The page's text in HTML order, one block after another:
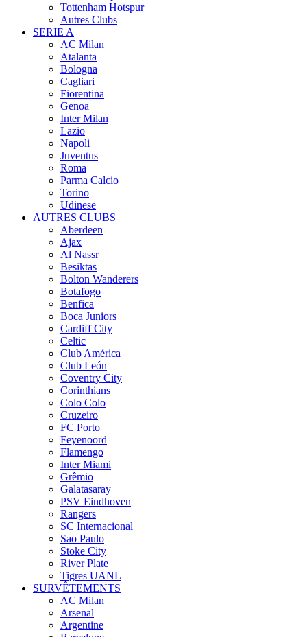
Tottenham Hotspur
Autres Clubs
SERIE A
AC Milan
Atalanta
Bologna
Cagliari
Fiorentina
Genoa
Inter Milan
Lazio
Napoli
Juventus
Roma
Parma Calcio
Torino
Udinese
AUTRES CLUBS
Aberdeen
Ajax
Al Nassr
Besiktas
Bolton Wanderers
Botafogo
Benfica
Boca Juniors
Cardiff City
Celtic
Club América
Club León
Coventry City
Corinthians
Colo Colo
Cruzeiro
FC Porto
Feyenoord
Flamengo
Inter Miami
Grêmio
Galatasaray
PSV Eindhoven
Rangers
SC Internacional
Sao Paulo
Stoke City
River Plate
Tigres UANL
SURVÊTEMENTS
AC Milan
Arsenal
Argentine